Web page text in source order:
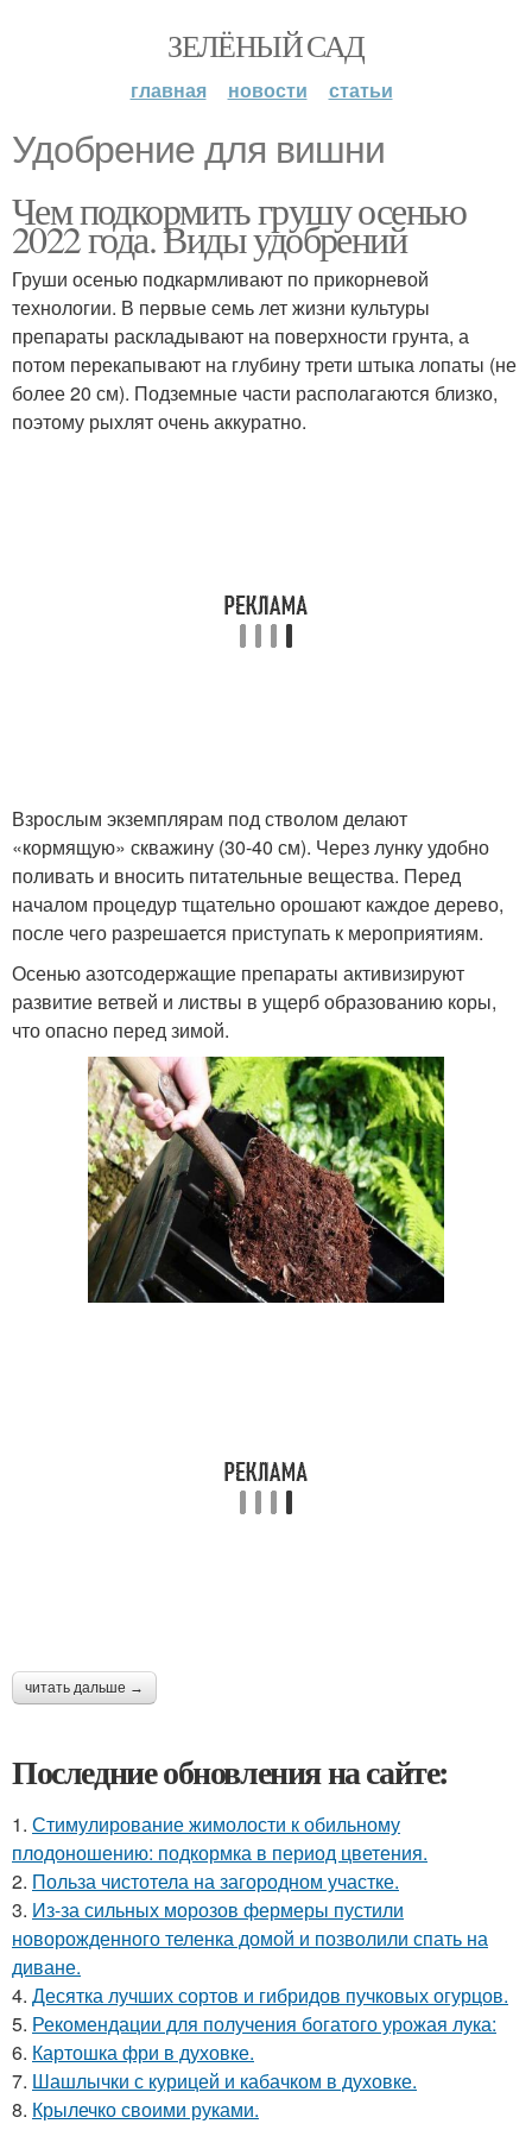
ЗЕЛЁНЫЙ САД
главная новости статьи
Удобрение для вишни
Чем подкормить грушу осенью
2022 года. Виды удобрений
Груши осенью подкармливают по прикорневой
технологии. В первые семь лет жизни культуры
препараты раскладывают на поверхности грунта, а
потом перекапывают на глубину трети штыка лопаты (не
более 20 см). Подземные части располагаются близко,
поэтому рыхлят очень аккуратно.
Взрослым экземплярам под стволом делают
«кормящую» скважину (30-40 см). Через лунку удобно
поливать и вносить питательные вещества. Перед
началом процедур тщательно орошают каждое дерево,
после чего разрешается приступать к мероприятиям.
Осенью азотсодержащие препараты активизируют
развитие ветвей и листвы в ущерб образованию коры,
что опасно перед зимой.
читать дальше →
Последние обновления на сайте:
1. Стимулирование жимолости к обильному
плодоношению: подкормка в период цветения.
2. Польза чистотела на загородном участке.
3. Из-за сильных морозов фермеры пустили
новорожденного теленка домой и позволили спать на
диване.
4. Десятка лучших сортов и гибридов пучковых огурцов.
5. Рекомендации для получения богатого урожая лука:
6. Картошка фри в духовке.
7. Шашлычки с курицей и кабачком в духовке.
8. Крылечко своими руками.